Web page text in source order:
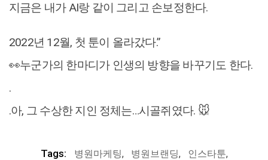
지금은 내가 AI랑 같이 그리고 손보정한다.
2022년 12월, 첫 툰이 올라갔다.”
👀누군가의 한마디가 인생의 방향을 바꾸기도 한다.
.
.아, 그 수상한 지인 정체는…시골쥐였다. 🐭
Tags: 병원마케팅, 병원브랜딩, 인스타툰,